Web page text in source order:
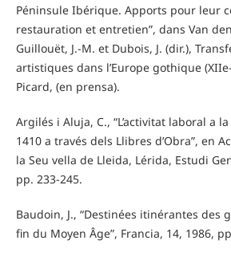
Péninsule Ibérique. Apports pour leur
restauration et entretien”, dans Van
Guillouët, J.-M. et Dubois, J. (dir.),
artistiques dans l’Europe gothique
Picard, (en prensa).
Argilés i Aluja, C., “L’activitat laboral a
1410 a través dels Llibres d’Obra”, en
la Seu vella de Lleida, Lérida, Estudi
pp. 233-245.
Baudoin, J., “Destinées itinérantes des
fin du Moyen Âge”, Francia, 14, 1986,